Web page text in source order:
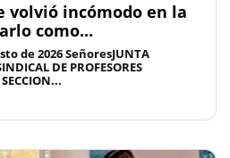
volvió incómodo en la
como...
de 2026 SeñoresJUNTA
DE PROFESORES